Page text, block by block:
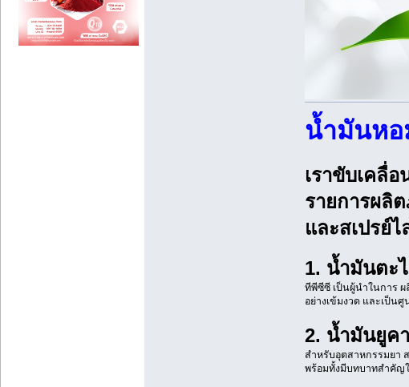
น้ำมันหอ
เราขับเคลื่
รายการผลิ
และสเปรย์
1. น้ำมันตะ
ทีพีซีซี เป็นผู้นำในการ
อย่างเข้มงวด และเป็น
2. น้ำมันยูค
สำหรับอุตสาหกรรมยา
พร้อมทั้งมีบทบาทสำคัญ